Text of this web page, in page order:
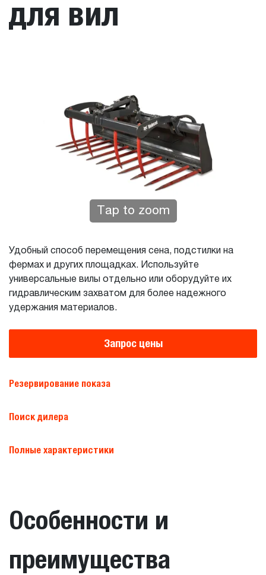
для вил
Tap to zoom
Удобный способ перемещения сена, подстилки на
фермах и других площадках. Используйте
универсальные вилы отдельно или оборудуйте их
гидравлическим захватом для более надежного
удержания материалов.
Запрос цены
Резервирование показа
Поиск дилера
Полные характеристики
Особенности и
преимущества